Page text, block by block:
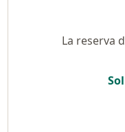
La reserva